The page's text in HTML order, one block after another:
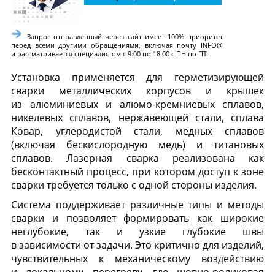
Запрос отправленный через сайт имеет 100% приоритет
перед всеми другими обращениями, включая почту INFO@
и рассматривается специалистом с 9:00 по 18:00 с ПН по ПТ.
Установка применяется для герметизирующей
сварки металлических корпусов и крышек
из алюминиевых и алюмо-кремниевых сплавов,
никелевых сплавов, нержавеющей стали, сплава
Ковар, углеродистой стали, медных сплавов
(включая бескислородную медь) и титановых
сплавов. Лазерная сварка реализована как
бесконтактный процесс, при котором доступ к зоне
сварки требуется только с одной стороны изделия.
Система поддерживает различные типы и методы
сварки и позволяет формировать как широкие
неглубокие, так и узкие глубокие швы
в зависимости от задачи. Это критично для изделий,
чувствительных к механическому воздействию